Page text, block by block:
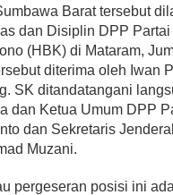
Barat tersebut
dan Disiplin DPP Partai
(HBK) di Mataram,
diterima oleh Iwan
SK ditandatangani
dan Ketua Umum DPP
dan Sekretaris
Muzani.
pergeseran posisi ini